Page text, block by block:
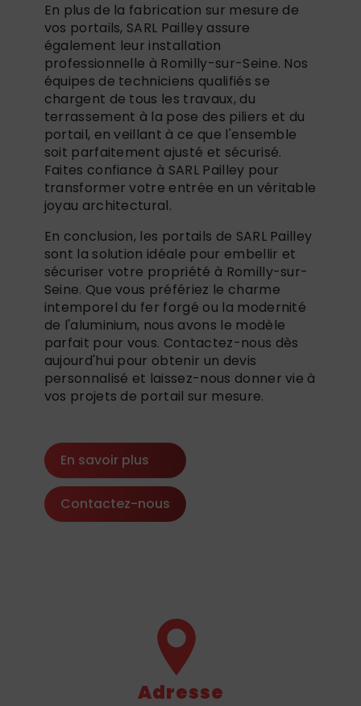
En plus de la fabrication sur mesure de
vos portails, SARL Pailley assure
également leur installation
professionnelle à Romilly-sur-Seine. Nos
équipes de techniciens qualifiés se
chargent de tous les travaux, du
terrassement à la pose des piliers et du
portail, en veillant à ce que l'ensemble
soit parfaitement ajusté et sécurisé.
Faites confiance à SARL Pailley pour
transformer votre entrée en un véritable
joyau architectural.
En conclusion, les portails de SARL Pailley
sont la solution idéale pour embellir et
sécuriser votre propriété à Romilly-sur-
Seine. Que vous préfériez le charme
intemporel du fer forgé ou la modernité
de l'aluminium, nous avons le modèle
parfait pour vous. Contactez-nous dès
aujourd'hui pour obtenir un devis
personnalisé et laissez-nous donner vie à
vos projets de portail sur mesure.
En savoir plus
Contactez-nous
Adresse